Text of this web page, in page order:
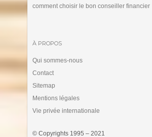
comment choisir le bon conseiller financier
À PROPOS
Qui sommes-nous
Contact
Sitemap
Mentions légales
Vie privée internationale
© Copyrights 1995 – 2021